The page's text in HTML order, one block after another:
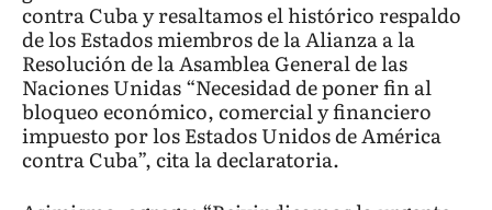
contra Cuba y resaltamos el histórico respaldo
de los Estados miembros de la Alianza a la
Resolución de la Asamblea General de las
Naciones Unidas “Necesidad de poner fin al
bloqueo económico, comercial y financiero
impuesto por los Estados Unidos de América
contra Cuba”, cita la declaratoria.